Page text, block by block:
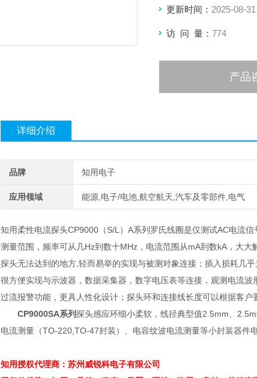
更新时间： 2025-08-31
访 问 量： 774
产品
详细介绍
品牌 知用电子
应用领域 能源,电子/电池,航空航天,汽车及零部件,电气
知用柔性电流探头CP9000（S/L）A系列罗氏线圈是仅测试AC电流
测量范围，频率可从几Hz到数十MHz，电流范围从mA到数kA，大
探头无法达到的地方,轻而易举的实现与被测对象连接；插入损耗几
很方便实现与示波器，数据采集器，数字电压表等连接，观测电流
过流报警功能，更具人性化设计；探头环和连接线长度可以根据客户
CP9000SA系列探头感应环细小柔软，线径典型值2.5mm
电流测量（TO-220,TO-47封装） 、电容纹波电流测量等小封装器件
知用授权代理商：苏州威锐科电子有限公司